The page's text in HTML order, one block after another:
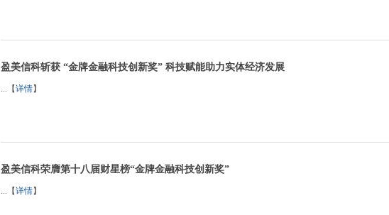
盈美信科斩获 “金牌金融科技创新奖” 科技赋能助力实体经济发展
...【详情】
盈美信科荣膺第十八届财星榜“金牌金融科技创新奖”
...【详情】